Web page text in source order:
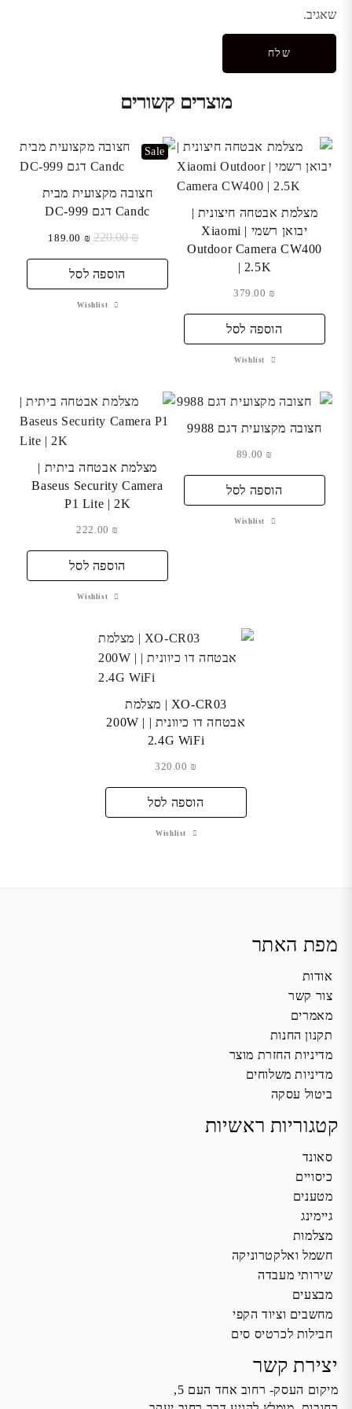
שאגיב.
מוצרים קשורים
מצלמת אבטחה חיצונית |
יבואן רשמי | Xiaomi
Outdoor Camera CW400
| 2.5K
₪
הוספה לסל
Wishlist
Sale
חצובה מקצועית מבית
Candc דגם DC-999
₪
220.00
המחיר
היה:
₪ 220.00.
₪
המחיר
₪ 189.00.
הוספה לסל
Wishlist
חצובה מקצועית דגם 9988
₪
הוספה לסל
Wishlist
מצלמת אבטחה ביתית |
Baseus Security Camera
P1 Lite | 2K
₪
הוספה לסל
Wishlist
XO-CR03 | מצלמת
אבטחה דו כיוונית | 200W |
2.4G WiFi
₪
הוספה לסל
Wishlist
מפת האתר
אודות
צור קשר
מאמרים
תקנון החנות
מדיניות החזרת מוצר
מדיניות משלוחים
ביטול עסקה
קטגוריות ראשיות
סאונד
כיסויים
מטענים
גיימינג
מצלמות
חשמל ואלקטרוניקה
שירותי מעבדה
מבצעים
מחשבים וציוד הקפי
חבילות לכרטיס סים
יצירת קשר
מיקום העסק- רחוב אחד העם 5,